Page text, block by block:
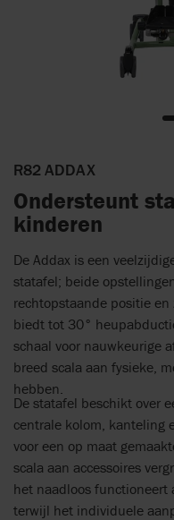
R82 ADDAX
Ondersteunt
kinderen
De Addax is een
statafel; beide
rechtopstaande positie
biedt tot 30°
schaal voor nauwkeurige
breed scala aan fysieke,
hebben.
De statafel beschikt over
centrale kolom, kanteling
voor een op maat
scala aan accessoires
het naadloos functioneert
terwijl het individuele